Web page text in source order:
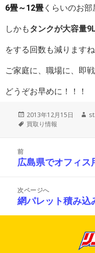
6畳～12畳 くらいのお
しかもタンクが大容量
をする回数も減りますね
ご家庭に、職場に、即
どうぞお早めに！！！
投
稿
2013年12月15日
作
タ
買取り情報
前
前
投
稿:
広島県でオフィス
次ページへ
次
の
網パレット積み込